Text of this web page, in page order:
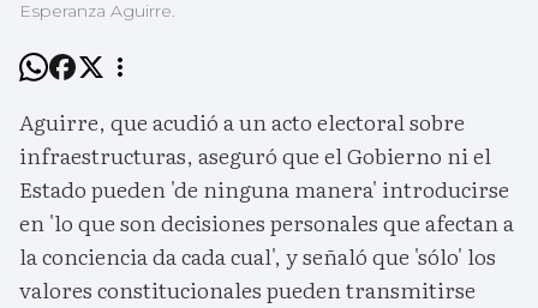
Esperanza Aguirre.
Aguirre, que acudió a un acto electoral sobre
infraestructuras, aseguró que el Gobierno ni el
Estado pueden 'de ninguna manera' introducirse
en 'lo que son decisiones personales que afectan a
la conciencia da cada cual', y señaló que 'sólo' los
valores constitucionales pueden transmitirse